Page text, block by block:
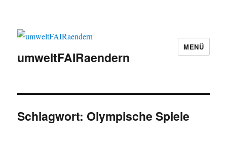
umweltFAIRaendern
MENÜ
Schlagwort: Olympische Spiele